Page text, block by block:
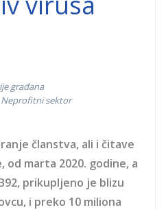
građana
Neprofitni sektor
članstva, ali i čitave
marta 2020. godine, a
prikupljeno je blizu
i preko 10 miliona